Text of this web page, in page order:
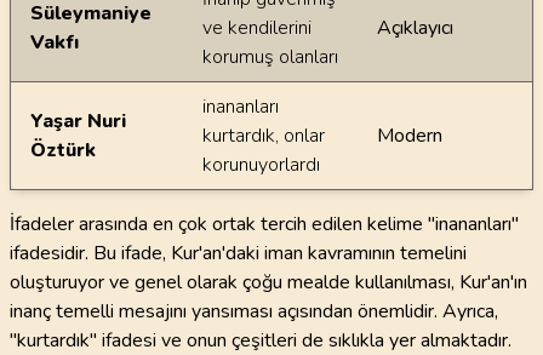
Süleymaniye
Vakfı
ve kendilerini
korumuş olanları
Açıklayıcı
Yaşar Nuri
Öztürk
inananları
kurtardık, onlar
korunuyorlardı
Modern
İfadeler arasında en çok ortak tercih edilen kelime "inananları"
ifadesidir. Bu ifade, Kur'an'daki iman kavramının temelini
oluşturuyor ve genel olarak çoğu mealde kullanılması, Kur'an'ın
inanç temelli mesajını yansıması açısından önemlidir. Ayrıca,
"kurtardık" ifadesi ve onun çeşitleri de sıklıkla yer almaktadır.